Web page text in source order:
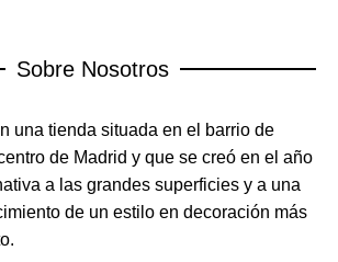
Sobre Nosotros
una tienda situada en el barrio de
de Madrid y que se creó en el año
a las grandes superficies y a una
de un estilo en decoración más